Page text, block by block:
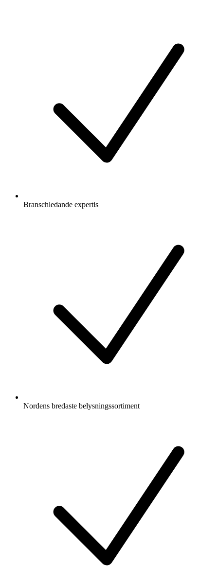
Branschledande expertis
Nordens bredaste belysningssortiment